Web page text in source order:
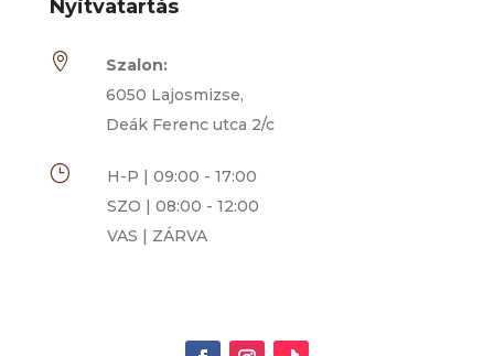
Nyitvatartás

Szalon:
6050 Lajosmizse,
Deák Ferenc utca 2/c
}
H-P | 09:00 - 17:00
SZO | 08:00 - 12:00
VAS | ZÁRVA